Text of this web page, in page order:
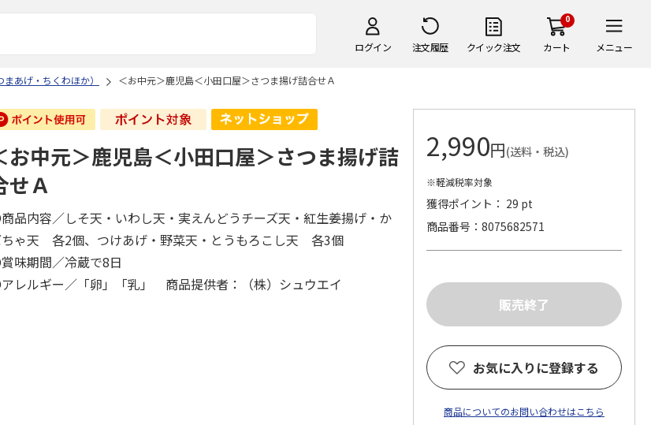
ログイン 注文履歴 クイック注文
0
カート メニュー
あげ・ちくわほか） ＜お中元＞鹿児島＜小田口屋＞さつま揚げ詰合せＡ
お中元＞鹿児島＜小田口屋＞さつま揚げ詰
せＡ
品内容／しそ天・いわし天・実えんどうチーズ天・紅生姜揚げ・か
ゃ天 各2個、つけあげ・野菜天・とうもろこし天 各3個
味期間／冷蔵で8日
レルギー／「卵」「乳」 商品提供者：（株）シュウエイ
2,990円(送料・税込)
※軽減税率対象
獲得ポイント： 29 pt
商品番号
8075682571
お気に入りに登録する
商品についてのお問い合わせはこちら